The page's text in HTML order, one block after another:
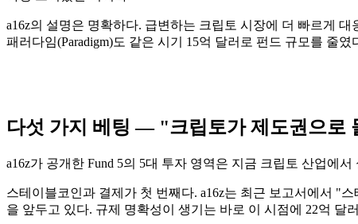
a16z의 설명은 명확하다. 급변하는 크립토 시장에 더 빠르게
패러다임(Paradigm)도 같은 시기 15억 달러로 펀드 규모를 줄
다섯 가지 베팅 — "크립토가 제도권으로
a16z가 공개한 Fund 5의 5대 투자 영역은 지금 크립토 산업에
스테이블코인과 결제가 첫 번째다. a16z는 최근 보고서에서 "
을 앞두고 있다. 규제 명확성이 생기는 바로 이 시점에 22억 달